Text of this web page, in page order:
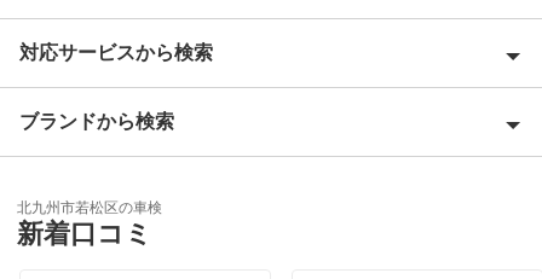
北九州市小倉北区
北九州市戸畑区
北九州市門司区
北九州市八幡西区
対応サービスから検索
Award 受賞店
特典あり
ブランドから検索
オートバックス
北九州市若松区の車検
新着口コミ